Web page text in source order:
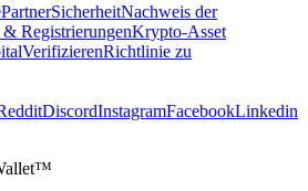
PartnerSicherheitNachweis der
RegistrierungenKrypto-Asset
VerifizierenRichtlinie zu
DiscordInstagramFacebookLinkedin